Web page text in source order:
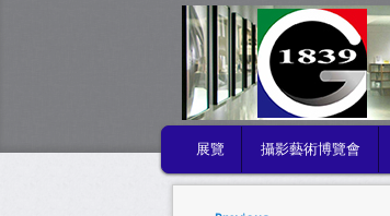
MAIN MENU
SKIP TO PRIMARY
SKIP TO SECONDARY
展覽 攝影藝術博覽會